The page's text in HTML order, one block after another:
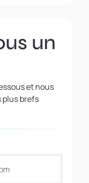
un
et nous
plus brefs